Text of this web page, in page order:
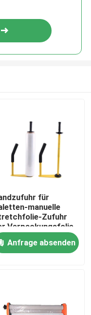
für
manuelle
Zufuhr
Verpackungsfolie-
Anfrage absenden